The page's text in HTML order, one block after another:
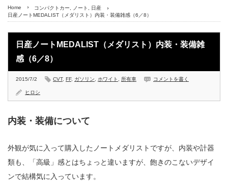
Home コンパクトカー ノート
日産
日産ノートMEDALIST（メダリスト）内装・装備雑感（6／8）
日産ノートMEDALIST（メダリスト）内装・装備雑
感（6／8）
2015/7/2 CVT, FF, ガソリン ホワイト 所有車 コメントを書く
ヒロシ
内装・装備について
外観が気に入って購入したノートメダリストですが、内装や計器
類も、「高級」感とはちょっと違いますが、飽きのこないデザイ
ンで結構気に入っています。